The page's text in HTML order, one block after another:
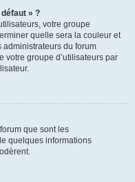
défaut » ?
votre groupe
quelle sera la couleur et
administrateurs du forum
votre groupe d’utilisateurs par
que sont les
quelques informations